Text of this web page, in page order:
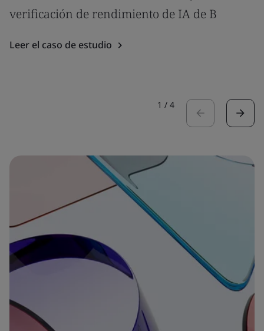
verificación de rendimiento de IA de B
Leer el caso de estudio
1 / 4